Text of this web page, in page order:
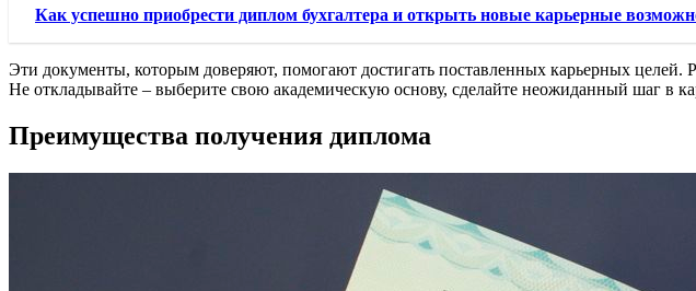
Как успешно приобрести диплом бухгалтера и открыть новые карьерные
Эти документы, которым доверяют, помогают достигать поставленных карьерных целей.
Не откладывайте – выберите свою академическую основу, сделайте неожиданный шаг в
Преимущества получения диплома